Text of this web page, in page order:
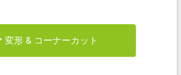
変形 & コーナーカット